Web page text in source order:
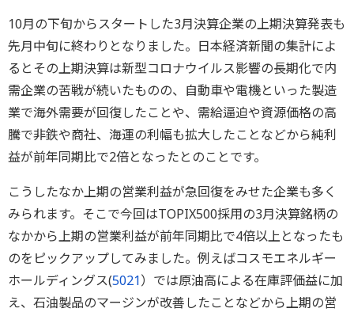
10月の下旬からスタートした3月決算企業の上期決算発表も
先月中旬に終わりとなりました。日本経済新聞の集計によ
るとその上期決算は新型コロナウイルス影響の長期化で内
需企業の苦戦が続いたものの、自動車や電機といった製造
業で海外需要が回復したことや、需給逼迫や資源価格の高
騰で非鉄や商社、海運の利幅も拡大したことなどから純利
益が前年同期比で2倍となったとのことです。
こうしたなか上期の営業利益が急回復をみせた企業も多く
みられます。そこで今回はTOPIX500採用の3月決算銘柄の
なかから上期の営業利益が前年同期比で4倍以上となったも
のをピックアップしてみました。例えばコスモエネルギー
ホールディングス(5021）では原油高による在庫評価益に加
え、石油製品のマージンが改善したことなどから上期の営